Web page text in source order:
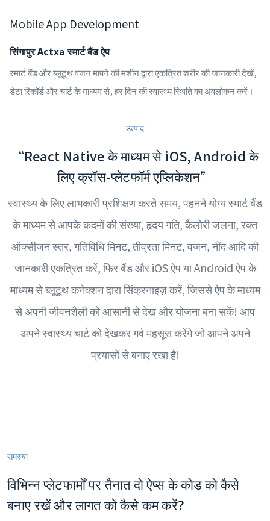
Mobile App Development
सिंगापुर Actxa स्मार्ट बैंड ऐप
स्मार्ट बैंड और ब्लूटूथ वजन मापने की मशीन द्वारा एकत्रित शरीर की जानकारी देखें,
डेटा रिकॉर्ड और चार्ट के माध्यम से, हर दिन की स्वास्थ्य स्थिति का अवलोकन करें।
उत्पाद
“React Native के माध्यम से iOS, Android के
लिए क्रॉस-प्लेटफॉर्म एप्लिकेशन”
स्वास्थ्य के लिए लाभकारी प्रशिक्षण करते समय, पहनने योग्य स्मार्ट बैंड
के माध्यम से आपके कदमों की संख्या, हृदय गति, कैलोरी जलना, रक्त
ऑक्सीजन स्तर, गतिविधि मिनट, तीव्रता मिनट, वजन, नींद आदि की
जानकारी एकत्रित करें, फिर बैंड और iOS ऐप या Android ऐप के
माध्यम से ब्लूटूथ कनेक्शन द्वारा सिंक्रनाइज़ करें, जिससे ऐप के माध्यम
से अपनी जीवनशैली को आसानी से देख और योजना बना सकें! आप
अपने स्वास्थ्य चार्ट को देखकर गर्व महसूस करेंगे जो आपने अपने
प्रयासों से बनाए रखा है!
समस्या
विभिन्न प्लेटफार्मों पर तैनात दो ऐप्स के कोड को कैसे
बनाए रखें और लागत को कैसे कम करें?